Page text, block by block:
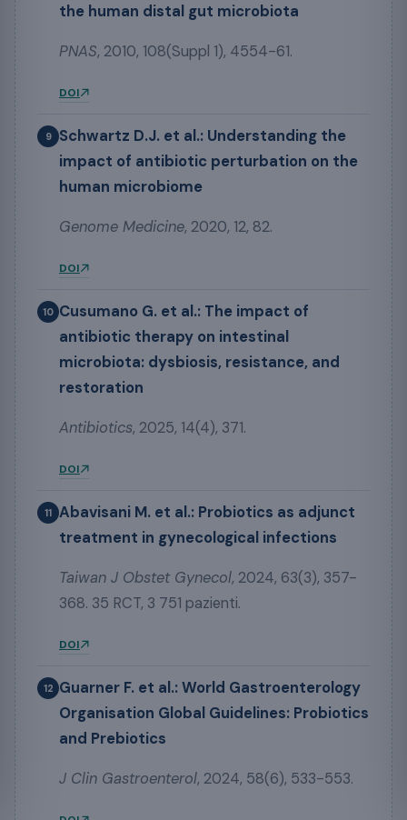
the human distal gut microbiota
PNAS, 2010, 108(Suppl 1), 4554-61.
DOI
9
Schwartz D.J. et al.: Understanding the
impact of antibiotic perturbation on the
human microbiome
Genome Medicine, 2020, 12, 82.
DOI
10 Cusumano G. et al.: The impact of
antibiotic therapy on intestinal
microbiota: dysbiosis, resistance, and
restoration
Antibiotics, 2025, 14(4), 371.
DOI
11 Abavisani M. et al.: Probiotics as adjunct
treatment in gynecological infections
Taiwan J Obstet Gynecol, 2024, 63(3), 357-
368. 35 RCT, 3 751 pazienti.
DOI
12 Guarner F. et al.: World Gastroenterology
Organisation Global Guidelines: Probiotics
and Prebiotics
J Clin Gastroenterol, 2024, 58(6), 533-553.